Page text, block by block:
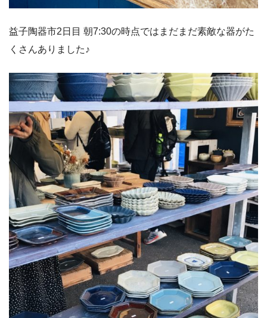
益子陶器市2日目 朝7:30の時点ではまだまだ素敵な器がた
くさんありました♪